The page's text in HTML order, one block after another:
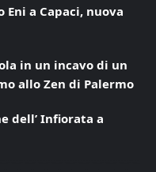
a Capaci, nuova
in un incavo di un
allo Zen di Palermo
dell’ Infiorata a